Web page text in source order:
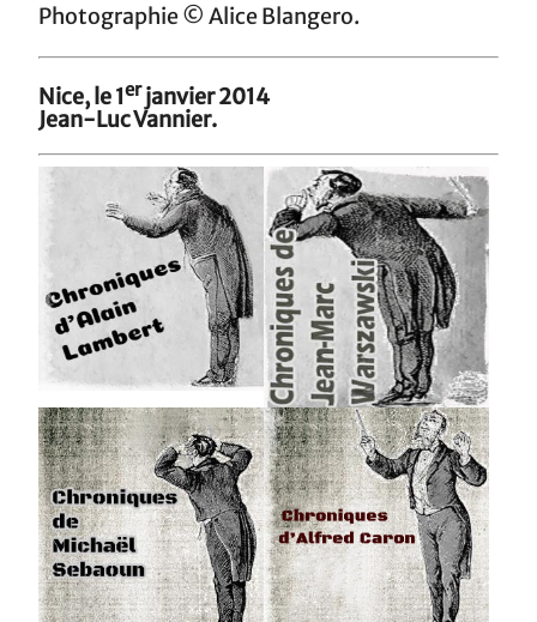
Photographie © Alice Blangero.
Nice, le 1erjanvier 2014
Jean-Luc Vannier.